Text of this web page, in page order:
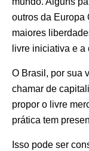
outros da Europa
maiores
livre iniciativa e a
O Brasil, por sua
chamar de
propor o livre
prática tem
Isso pode ser